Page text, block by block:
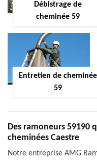
Débistrage de
cheminée 59
Entretien de cheminée
59
Des ramoneurs 59190
cheminées Caestre
Notre entreprise AMG